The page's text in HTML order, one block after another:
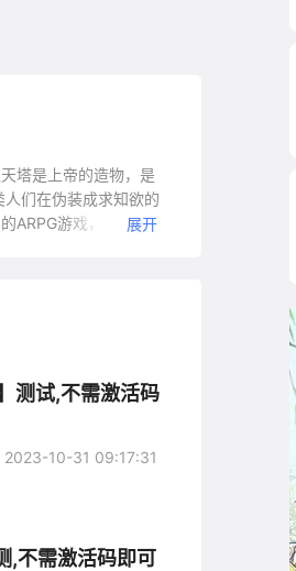
塔是上帝的造物，是
们在伪装成求知欲的
ARPG游戏，玩家需要
展开
测试,不需激活码
2023-10-31 09:17:31
,不需激活码即可